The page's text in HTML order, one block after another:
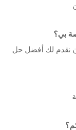
أن نقدم لك أفضل حل